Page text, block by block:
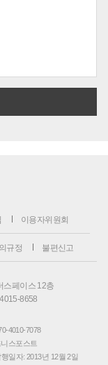
이용자위원회
규정 불편신고
스페이스 12층
8658
4010-7078
스포스트
행일자: 2013년 12월 2일